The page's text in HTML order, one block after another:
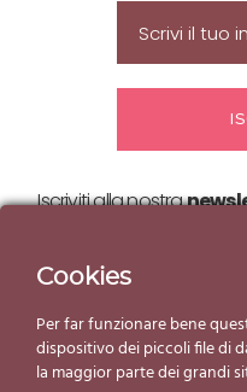
Iscriviti alla nostra
Cookies
Per far funzionare bene
dispositivo dei piccoli file di
la maggior parte dei grandi